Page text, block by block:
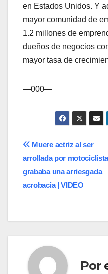
en Estados Unidos. Y
mayor comunidad de
1.2 millones de
dueños de negocios
mayor tasa de
—000—
Navegación
de
entradas
Muere actriz al ser
arrollada por
grababa una arriesgada
acrobacia | VIDEO
Por